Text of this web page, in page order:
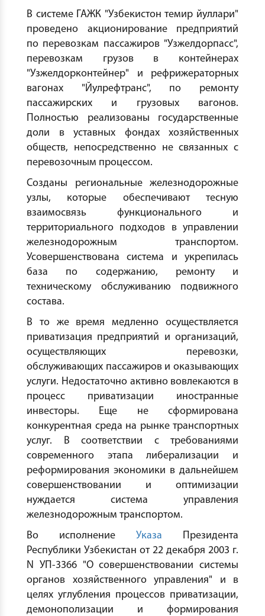
В системе ГАЖК "Узбекистон темир йуллари"
проведено акционирование предприятий
по перевозкам пассажиров "Узжелдорпасс",
перевозкам грузов в контейнерах
"Узжелдорконтейнер" и рефрижераторных
вагонах "Йулрефтранс", по ремонту
пассажирских и грузовых вагонов.
Полностью реализованы государственные
доли в уставных фондах хозяйственных
обществ, непосредственно не связанных с
перевозочным процессом.
Созданы региональные железнодорожные
узлы, которые обеспечивают тесную
взаимосвязь функционального и
территориального подходов в управлении
железнодорожным транспортом.
Усовершенствована система и укрепилась
база по содержанию, ремонту и
техническому обслуживанию подвижного
состава.
В то же время медленно осуществляется
приватизация предприятий и организаций,
осуществляющих перевозки,
обслуживающих пассажиров и оказывающих
услуги. Недостаточно активно вовлекаются в
процесс приватизации иностранные
инвесторы. Еще не сформирована
конкурентная среда на рынке транспортных
услуг. В соответствии с требованиями
современного этапа либерализации и
реформирования экономики в дальнейшем
совершенствовании и оптимизации
нуждается система управления
железнодорожным транспортом.
Во исполнение Указа Президента
Республики Узбекистан от 22 декабря 2003 г.
N УП-3366 "О совершенствовании системы
органов хозяйственного управления" и в
целях углубления процессов приватизации,
демонополизации и формирования